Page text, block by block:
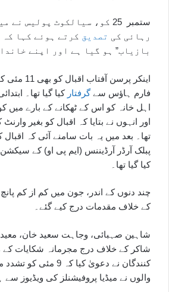
ستمبر 25 کو، سیالکوٹ پولیس
رہائی کی تصدیق کرتے ہوئے کہا کہ
بازیاب” ہو گیا ہے اور اپنے
اینکر پرسن
فارم ہاؤس سےگرفتار کیا گیا تھا۔
اہل خانہ کو اس کے ٹھکانے کے بارے میں
اور انہوں نے بتایا کہ اقبال کو بغیر وارنٹ
تھا۔ بعد میں یہ بات سامنے آئی کہ
کیا گیا تھا۔
چند دنوں کے اندر، جون میں کم از کم پانچ
کے خلاف مقدمات درج کیے گئے۔
شاہین صہبائی، وجاہت سعید خان، معید
شاکر کے خلاف درج مجرمانہ شکایات
کنندگان نے دعویٰ کیا کہ 9
والوں نے میڈیا پروفیشنلز کی ویڈیوز سے